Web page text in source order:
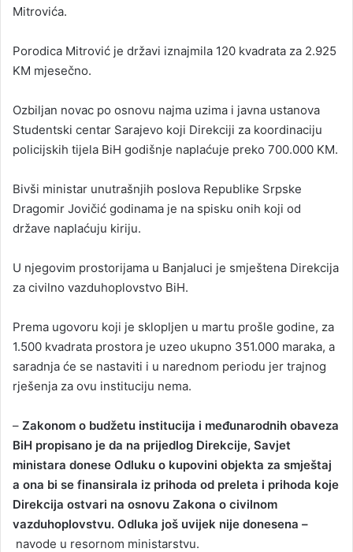
Mitrovića.
Porodica Mitrović je državi iznajmila 120 kvadrata za 2.925
KM mjesečno.
Ozbiljan novac po osnovu najma uzima i javna ustanova
Studentski centar Sarajevo koji Direkciji za koordinaciju
policijskih tijela BiH godišnje naplaćuje preko 700.000 KM.
Bivši ministar unutrašnjih poslova Republike Srpske
Dragomir Jovičić godinama je na spisku onih koji od
države naplaćuju kiriju.
U njegovim prostorijama u Banjaluci je smještena Direkcija
za civilno vazduhoplovstvo BiH.
Prema ugovoru koji je sklopljen u martu prošle godine, za
1.500 kvadrata prostora je uzeo ukupno 351.000 maraka, a
saradnja će se nastaviti i u narednom periodu jer trajnog
rješenja za ovu instituciju nema.
– Zakonom o budžetu institucija i međunarodnih obaveza
BiH propisano je da na prijedlog Direkcije, Savjet
ministara donese Odluku o kupovini objekta za smještaj
a ona bi se finansirala iz prihoda od preleta i prihoda koje
Direkcija ostvari na osnovu Zakona o civilnom
vazduhoplovstvu. Odluka još uvijek nije donesena –
navode u resornom ministarstvu.